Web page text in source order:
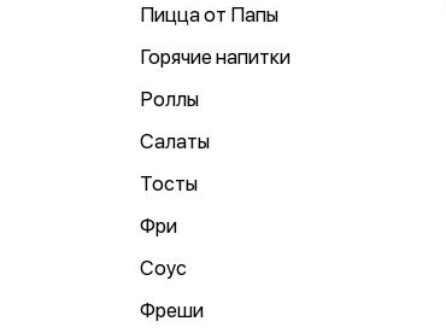
Пицца от Папы
Горячие напитки
Роллы
Салаты
Тосты
Фри
Соус
Фреши